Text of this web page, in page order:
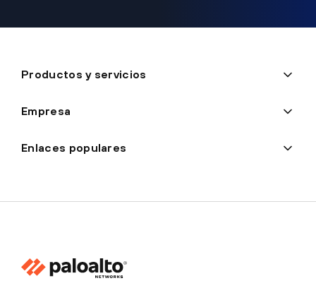
Productos y servicios
Empresa
Enlaces populares